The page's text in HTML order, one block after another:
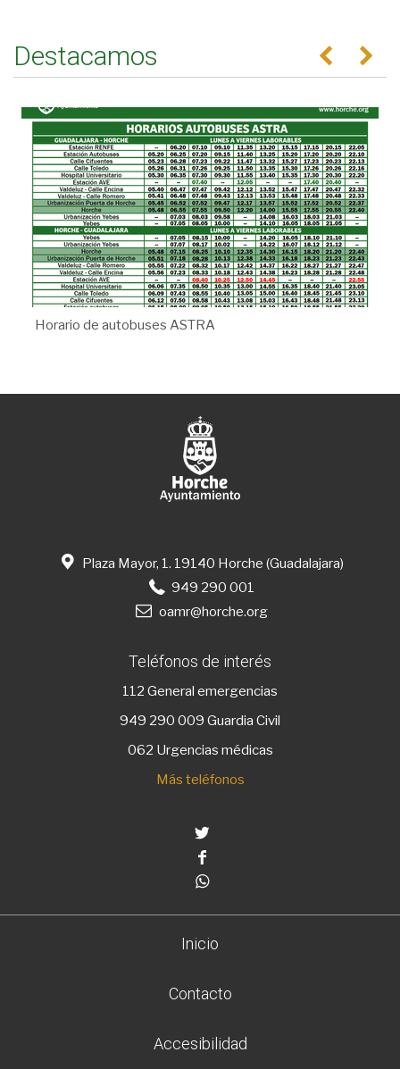
Destacamos Anterior
Horario de autobuses ASTRA
Plaza Mayor, 1. 19140 Horche (Guadalajara)
949 290 001
oamr@horche.org
Teléfonos de interés
112 General emergencias
949 290 009 Guardia Civil
062 Urgencias médicas
Más teléfonos
Inicio
Contacto
Accesibilidad